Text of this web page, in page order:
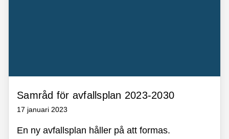
Samråd för avfallsplan 2023-2030
17 januari 2023
En ny avfallsplan håller på att formas.